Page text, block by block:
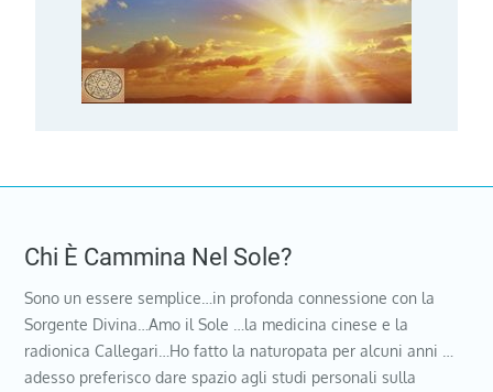
Chi È Cammina Nel Sole?
Sono un essere semplice…in profonda connessione con la
Sorgente Divina…Amo il Sole …la medicina cinese e la
radionica Callegari…Ho fatto la naturopata per alcuni anni …
adesso preferisco dare spazio agli studi personali sulla